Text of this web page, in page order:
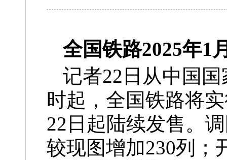
全国铁路2025年1
记者22日从中国
时起，全国铁路将
22日起陆续发售。
较现图增加230列；